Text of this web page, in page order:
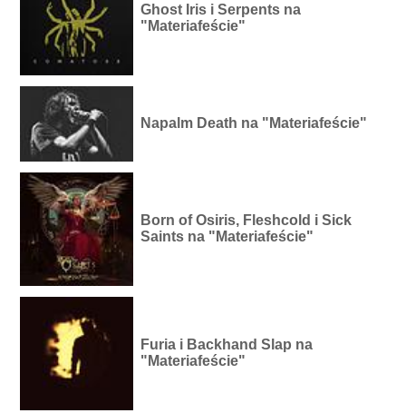
Ghost Iris i Serpents na
"Materiafeście"
Napalm Death na "Materiafeście"
Born of Osiris, Fleshcold i Sick
Saints na "Materiafeście"
Furia i Backhand Slap na
"Materiafeście"